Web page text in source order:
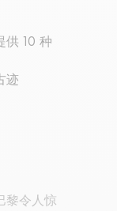
供 10 种
迹
黎令人惊